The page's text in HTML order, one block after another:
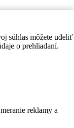
súhlas môžete udeliť
o prehliadaní.
reklamy a